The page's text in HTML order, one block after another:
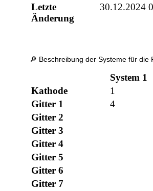
Letzte
Änderung
30.12.2024
🔎 Beschreibung der Systeme für die
System 1
Kathode
1
Gitter 1
4
Gitter 2
Gitter 3
Gitter 4
Gitter 5
Gitter 6
Gitter 7